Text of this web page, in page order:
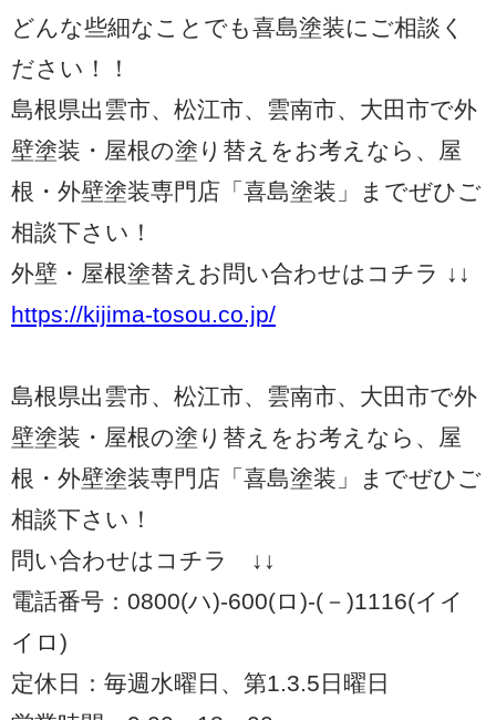
どんな些細なことでも喜島塗装にご相談く
ださい！！
島根県出雲市、松江市、雲南市、大田市で外
壁塗装・屋根の塗り替えをお考えなら、屋
根・外壁塗装専門店「喜島塗装」までぜひご
相談下さい！
外壁・屋根塗替えお問い合わせはコチラ ↓↓
https://kijima-tosou.co.jp/
島根県出雲市、松江市、雲南市、大田市で外
壁塗装・屋根の塗り替えをお考えなら、屋
根・外壁塗装専門店「喜島塗装」までぜひご
相談下さい！
問い合わせはコチラ ↓↓
電話番号：0800(ハ)-600(ロ)-(－)1116(イイ
イロ)
定休日：毎週水曜日、第1.3.5日曜日